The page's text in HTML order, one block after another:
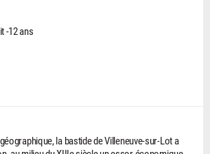
-12 ans
la bastide de Villeneuve-sur-Lot a